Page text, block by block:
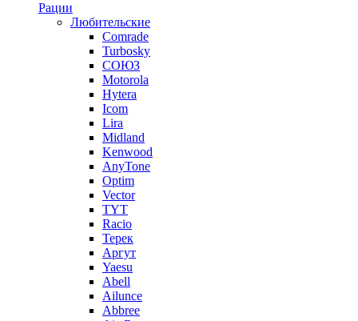
Рации
Любительские
Comrade
Turbosky
СОЮЗ
Motorola
Hytera
Icom
Lira
Midland
Kenwood
AnyTone
Optim
Vector
TYT
Racio
Терек
Аргут
Yaesu
Abell
Ailunce
Abbree